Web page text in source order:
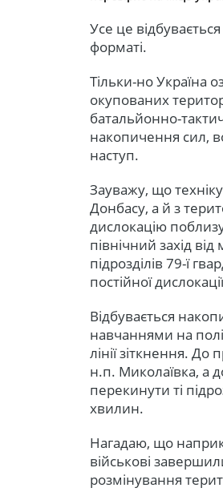
Усе це
форматі.
Тільки-но Україна
окупованих
батальйонно-
накопичення сил,
наступ.
Зауважу, що
Донбасу, а й з
дислокацію
північний захід
підрозділів 79-ї
постійної
Відбувається
навчаннями на
лінії зіткнення.
н.п. Миколаївка, а
перекинути ті
хвилин.
Нагадаю, що
військові
розмінування